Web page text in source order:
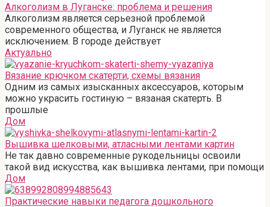
Алкоголизм в Луганске: проблема и решения
Алкоголизм является серьезной проблемой
современного общества, и Луганск не является
исключением. В городе действует
Актуально
Вязание крючком скатерти, схемы вязания
Одним из самых изысканных аксессуаров, которым
можно украсить гостиную – вязаная скатерть. В
прошлые
Дом
Вышивка шелковыми, атласными лентами картин
Не так давно современные рукодельницы освоили
такой вид искусства, как вышивка лентами, при помощи
Дом
Практические навыки педагога дошкольного